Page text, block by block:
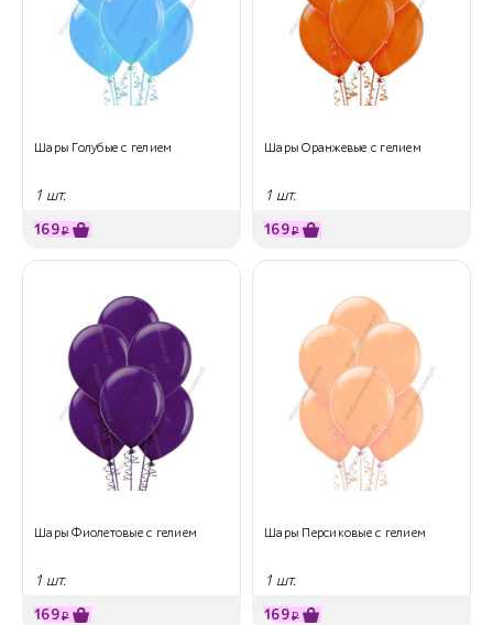
Шары Голубые с гелием
1 шт.
169₽
Шары Оранжевые с гелием
1 шт.
169₽
Шары Фиолетовые с гелием
1 шт.
169₽
Шары Персиковые с гелием
1 шт.
169₽